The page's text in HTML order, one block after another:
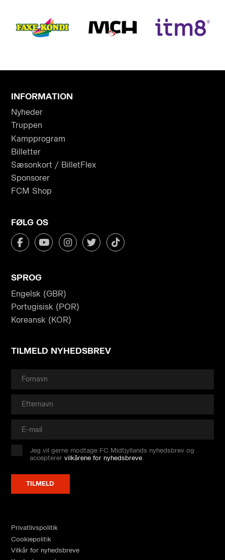
INFORMATION
Nyheder
Truppen
Kampprogram
Billetter
Sæsonkort / BilletFlex
Sponsorer
FCM Shop
FØLG OS
SPROG
Engelsk (GBR)
Portugisisk (POR)
Koreansk (KOR)
TILMELD NYHEDSBREV
Jeg vil gerne modtage FC Midtjyllands nyhedsbrev og
accepterervilkårene for nyhedsbreve.
Privatlivspolitik
Cookiepolitik
Vilkår for nyhedsbreve